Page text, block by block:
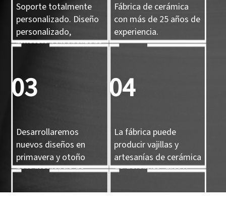
Soporte totalmente
personalizado. Diseño
personalizado,
muestra personalizada
Fábrica de cerámica
con más de 25 años de
experiencia.
03
Desarrollaremos
nuevos diseños en
primavera y otoño
para referencia de
04
La fábrica puede
producir vajillas y
artesanías de cerámica
de dolomita, gres y